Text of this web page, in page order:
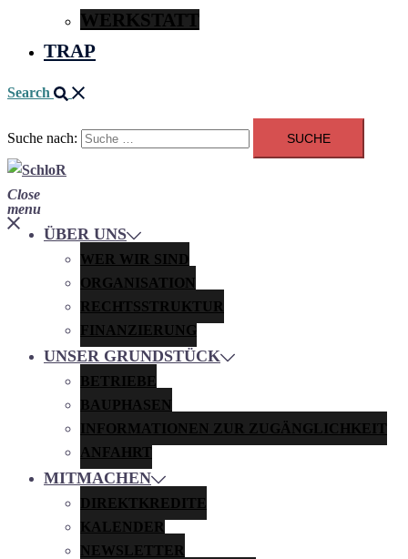
WERKSTATT
TRAP
Search
Suche nach:
Close
menu
ÜBER UNS
WER WIR SIND
ORGANISATION
RECHTSSTRUKTUR
FINANZIERUNG
UNSER GRUNDSTÜCK
BETRIEBE
BAUPHASEN
INFORMATIONEN ZUR ZUGÄNGLICHKEIT
ANFAHRT
MITMACHEN
DIREKTKREDITE
KALENDER
NEWSLETTER